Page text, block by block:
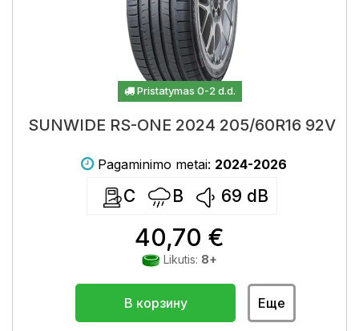
Pristatymas 0-2 d.d.
SUNWIDE RS-ONE 2024 205/60R16 92V
Pagaminimo metai: 2024-2026
C B 69 dB
40,70 €
Likutis: 8+
В корзину Еще